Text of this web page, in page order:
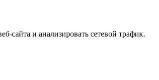
сайта и анализировать сетевой трафик.